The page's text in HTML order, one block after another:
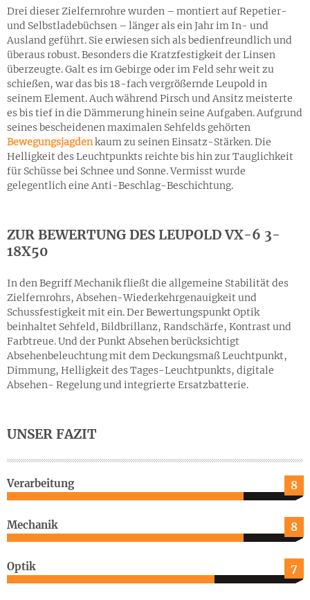
Drei dieser Zielfernrohre wurden – montiert auf Repetier-
und Selbstladebüchsen – länger als ein Jahr im In- und
Ausland geführt. Sie erwiesen sich als bedienfreundlich und
überaus robust. Besonders die Kratzfestigkeit der Linsen
überzeugte. Galt es im Gebirge oder im Feld sehr weit zu
schießen, war das bis 18-fach vergrößernde Leupold in
seinem Element. Auch während Pirsch und Ansitz meisterte
es bis tief in die Dämmerung hinein seine Aufgaben. Aufgrund
seines bescheidenen maximalen Sehfelds gehörten
Bewegungsjagdenkaum zu seinen Einsatz-Stärken. Die
Helligkeit des Leuchtpunkts reichte bis hin zur Tauglichkeit
für Schüsse bei Schnee und Sonne. Vermisst wurde
gelegentlich eine Anti-Beschlag-Beschichtung.
ZUR BEWERTUNG DES LEUPOLD VX-6 3-
18X50
In den Begriff Mechanik fließt die allgemeine Stabilität des
Zielfernrohrs, Absehen-Wiederkehrgenauigkeit und
Schussfestigkeit mit ein. Der Bewertungspunkt Optik
beinhaltet Sehfeld, Bildbrillanz, Randschärfe, Kontrast und
Farbtreue. Und der Punkt Absehen berücksichtigt
Absehenbeleuchtung mit dem Deckungsmaß Leuchtpunkt,
Dimmung, Helligkeit des Tages-Leuchtpunkts, digitale
Absehen- Regelung und integrierte Ersatzbatterie.
UNSER FAZIT
Verarbeitung 8
Mechanik 8
Optik 7